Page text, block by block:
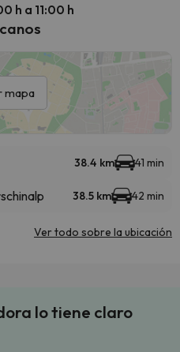
h a 11:00 h
mapa
38.4 km 41 min
38.5 km 42 min
Ver todo sobre la ubicación
lo tiene claro